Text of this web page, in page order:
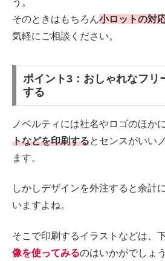
そのときはもちろん小ロットの対
気軽にご相談ください。
ポイント3：おしゃれなフリ
する
ノベルティには社名やロゴのほかに
トなどを印刷するとセンスがいい
ます。
しかしデザインを外注すると余計
いますよね。
そこで印刷するイラストなどは、
像を使ってみるのはいかがでしょ